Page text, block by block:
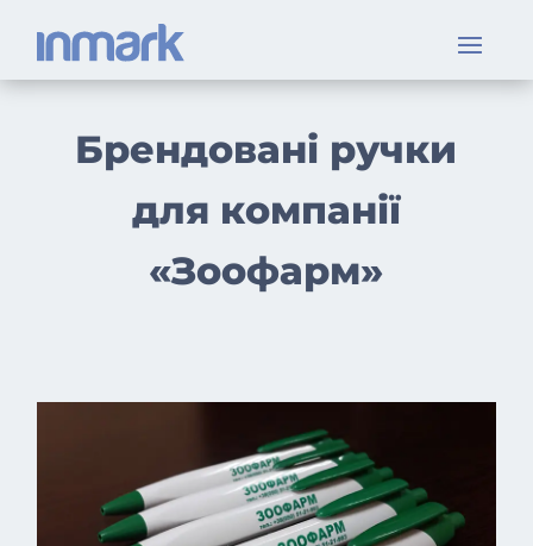
Брендовані ручки
для компанії
«Зоофарм»